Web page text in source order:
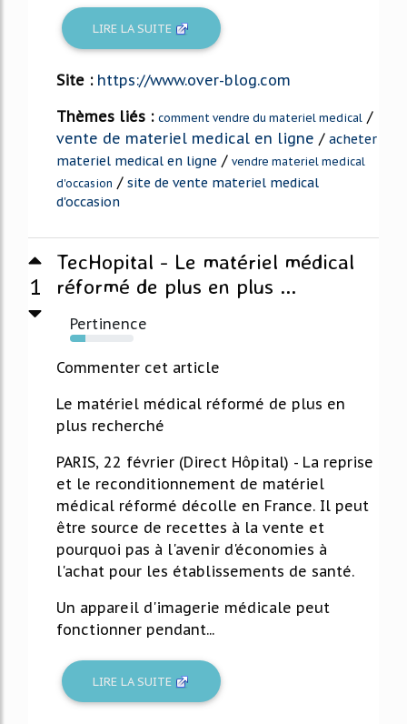
LIRE LA SUITE
Site : https://www.over-blog.com
Thèmes liés : comment vendre du materiel medical /
vente de materiel medical en ligne / acheter
materiel medical en ligne / vendre materiel medical
d'occasion / site de vente materiel medical
d'occasion
1
TecHopital - Le matériel médical
réformé de plus en plus ...
Pertinence
24%
Commenter cet article
Le matériel médical réformé de plus en
plus recherché
PARIS, 22 février (Direct Hôpital) - La reprise
et le reconditionnement de matériel
médical réformé décolle en France. Il peut
être source de recettes à la vente et
pourquoi pas à l'avenir d'économies à
l'achat pour les établissements de santé.
Un appareil d'imagerie médicale peut
fonctionner pendant...
LIRE LA SUITE